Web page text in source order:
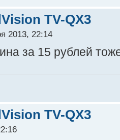
TV-QX3
2013, 22:14
за 15 рублей
TV-QX3